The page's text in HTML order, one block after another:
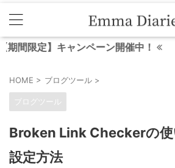
キャンペーン開催中！
HOME > ブログツール >
ブログツール
Broken Link Checkerの使
設定方法